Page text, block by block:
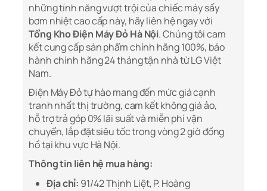
những tính năng vượt trội của chiếc máy sấy
bơm nhiệt cao cấp này, hãy liên hệ ngay với
Tổng Kho Điện Máy Đỏ Hà Nội. Chúng tôi cam
kết cung cấp sản phẩm chính hãng 100%, bảo
hành chính hãng 24 tháng tận nhà từ LG Việt
Nam.
Điện Máy Đỏ tự hào mang đến mức giá cạnh
tranh nhất thị trường, cam kết không giá ảo,
hỗ trợ trả góp 0% lãi suất và miễn phí vận
chuyển, lắp đặt siêu tốc trong vòng 2 giờ đồng
hồ tại khu vực Hà Nội.
Thông tin liên hệ mua hàng:
Địa chỉ: 91/42 Thịnh Liệt, P. Hoàng